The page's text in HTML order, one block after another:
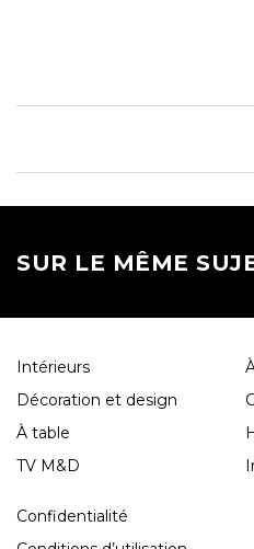
SUR LE MÊME
Intérieurs
Décoration et design
À table
TV M&D
Confidentialité